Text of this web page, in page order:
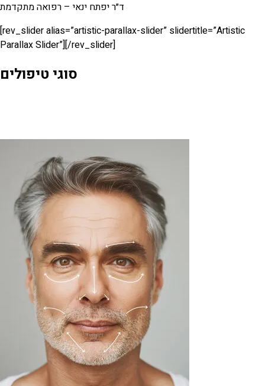
ד״ר יפתח ינאי – רפואה מתקדמת
[rev_slider alias=”artistic-parallax-slider” slidertitle=”Artistic
Parallax Slider”][/rev_slider]
סוגי טיפולים